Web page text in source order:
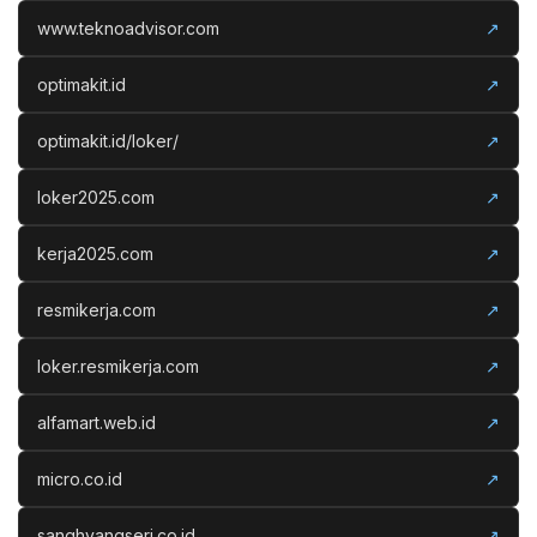
www.teknoadvisor.com ↗
optimakit.id ↗
optimakit.id/loker/ ↗
loker2025.com ↗
kerja2025.com ↗
resmikerja.com ↗
loker.resmikerja.com ↗
alfamart.web.id ↗
micro.co.id ↗